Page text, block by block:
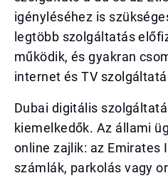
igényléséhez is
legtöbb szolgáltatás
működik, és gyakran
internet és TV
Dubai digitális
kiemelkedők. Az állami
online zajlik: az Emirates
számlák, parkolás vagy